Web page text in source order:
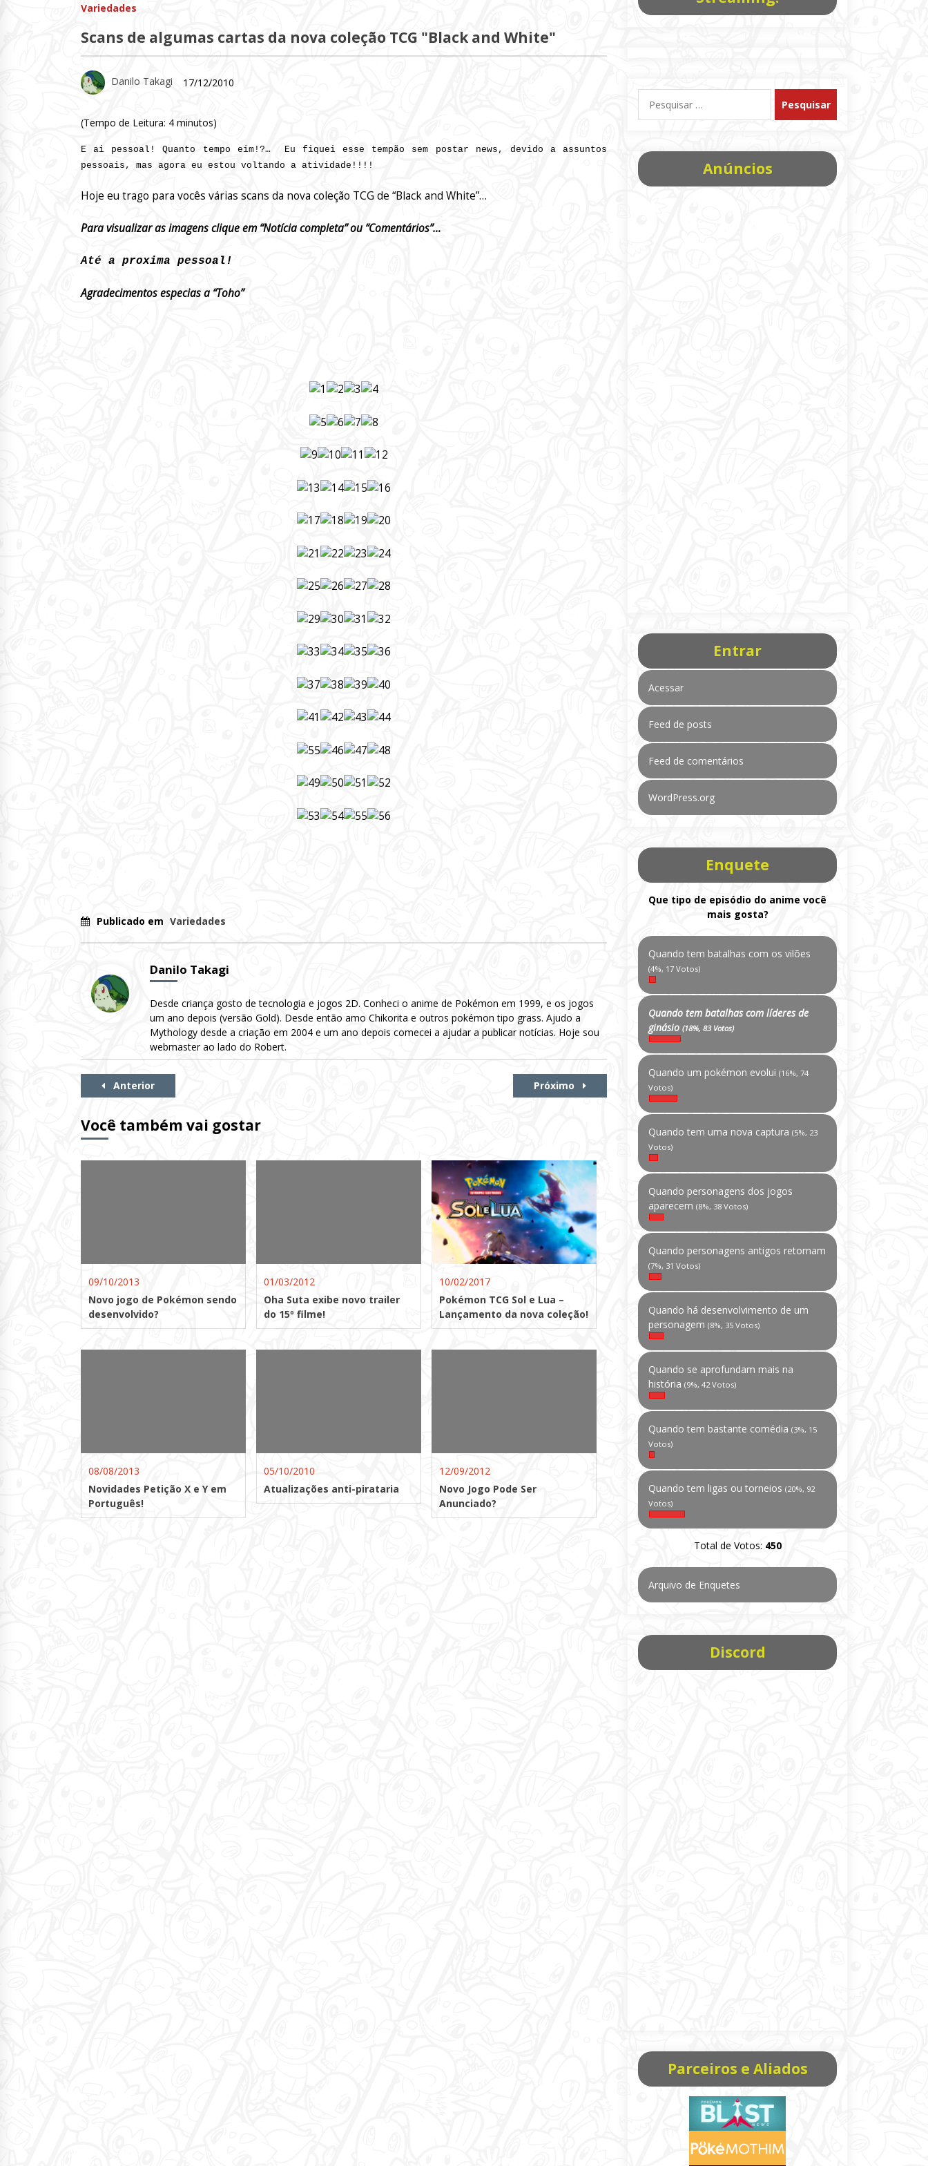
Variedades
Scans de algumas cartas da nova coleção TCG "Black and White"
Danilo Takagi 17/12/2010
(Tempo de Leitura: 4 minutos)
E ai pessoal! Quanto tempo eim!?… Eu fiquei esse tempão sem postar news, devido a assuntos
pessoais, mas agora eu estou voltando a atividade!!!!
Hoje eu trago para vocês várias scans da nova coleção TCG de “Black and White”…
Para visualizar as imagens clique em “Notícia completa” ou “Comentários”…
Até a proxima pessoal!
Agradecimentos especias a “Toho”
Publicado em Variedades
Danilo Takagi
Desde criança gosto de tecnologia e jogos 2D. Conheci o anime de Pokémon em 1999, e os jogos
um ano depois (versão Gold). Desde então amo Chikorita e outros pokémon tipo grass. Ajudo a
Mythology desde a criação em 2004 e um ano depois comecei a ajudar a publicar notícias. Hoje sou
webmaster ao lado do Robert.
Continue
Anterior Próximo
Você também vai gostar
09/10/2013
Novo jogo de Pokémon sendo
desenvolvido?
01/03/2012
Oha Suta exibe novo trailer
do 15º filme!
10/02/2017
Pokémon TCG Sol e Lua –
Lançamento da nova coleção!
08/08/2013
Novidades Petição X e Y em
Português!
05/10/2010
Atualizações anti-pirataria
12/09/2012
Novo Jogo Pode Ser
Anunciado?
por:
Anúncios
Entrar
Acessar
Feed de posts
Feed de comentários
WordPress.org
Enquete
Que tipo de episódio do anime você
mais gosta?
Quando tem batalhas com os vilões
(4%, 17 Votos)
Quando tem batalhas com líderes de
ginásio (18%, 83 Votos)
Quando um pokémon evolui (16%, 74
Votos)
Quando tem uma nova captura (5%, 23
Votos)
Quando personagens dos jogos
aparecem (8%, 38 Votos)
Quando personagens antigos retornam
(7%, 31 Votos)
Quando há desenvolvimento de um
personagem (8%, 35 Votos)
Quando se aprofundam mais na
história (9%, 42 Votos)
Quando tem bastante comédia (3%, 15
Votos)
Quando tem ligas ou torneios (20%, 92
Votos)
Total de Votos: 450
Arquivo de Enquetes
Discord
Parceiros e Aliados